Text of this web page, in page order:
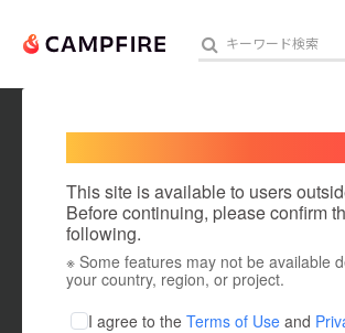
人気のプロジェ
アート・写真
テクノロジー
This site is available to users
Before continuing, please confirm
following.
※ Some features may not be available
your country, region, or project.
I agree to the Terms of Use and